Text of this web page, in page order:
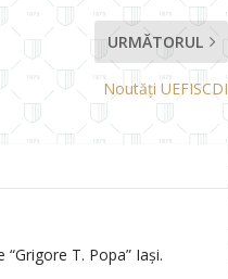
URMĂTORUL
Noutăți UEFISCDI
T. Popa” Iași.